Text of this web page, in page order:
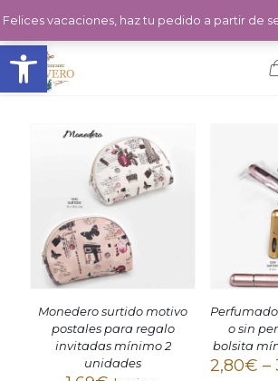
Abrir barra de herramientas
Monedero surtido motivo
postales para regalo
invitadas mínimo 2
unidades
o sin
bolsita
2,80€ –
Felices vacaciones, haz tu pedido a partir de